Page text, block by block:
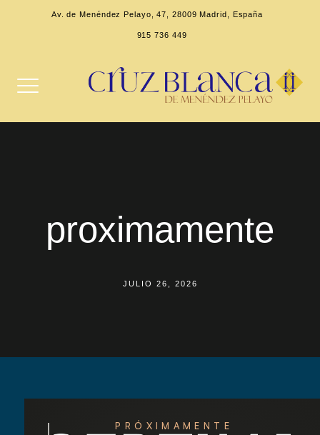
Av. de Menéndez Pelayo, 47, 28009 Madrid, España
915 736 449
proximamente
JULIO 26, 2026
PRÓXIMAMENTE